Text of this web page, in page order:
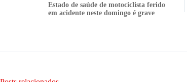
Estado de saúde de motociclista ferido
em acidente neste domingo é grave